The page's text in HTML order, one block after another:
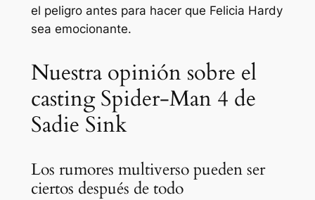
el peligro antes para hacer que Felicia Hardy
sea emocionante.
Nuestra opinión sobre el
casting Spider-Man 4 de
Sadie Sink
Los rumores multiverso pueden ser
ciertos después de todo